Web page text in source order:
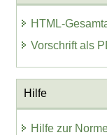
HTML-
Vorschrift als
Hilfe
Hilfe zur